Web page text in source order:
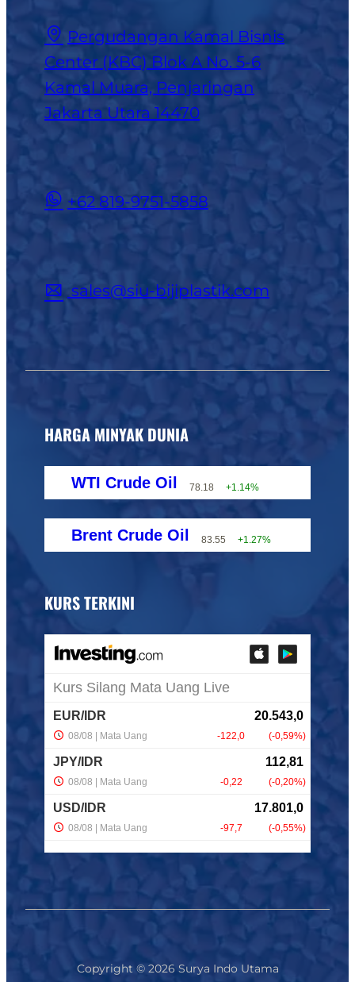
Pergudangan Kamal Bisnis
Center (KBC) Blok A No. 5-6
Kamal Muara, Penjaringan
Jakarta Utara 14470
+62 819-9751-5858
sales@siu-bijiplastik.com
HARGA MINYAK DUNIA
WTI Crude Oil 78.18 +1.14%
Brent Crude Oil 83.55 +1.27%
KURS TERKINI
Copyright © 2026 Surya Indo Utama